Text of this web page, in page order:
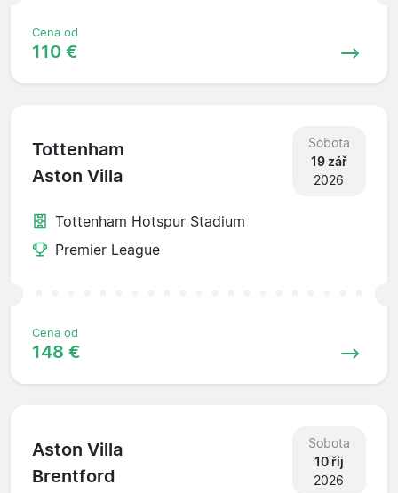
Cena od
110 €
Tottenham
Aston Villa
Sobota
19 zář
2026
Tottenham Hotspur Stadium
Premier League
Cena od
148 €
Aston Villa
Brentford
Sobota
10 říj
2026